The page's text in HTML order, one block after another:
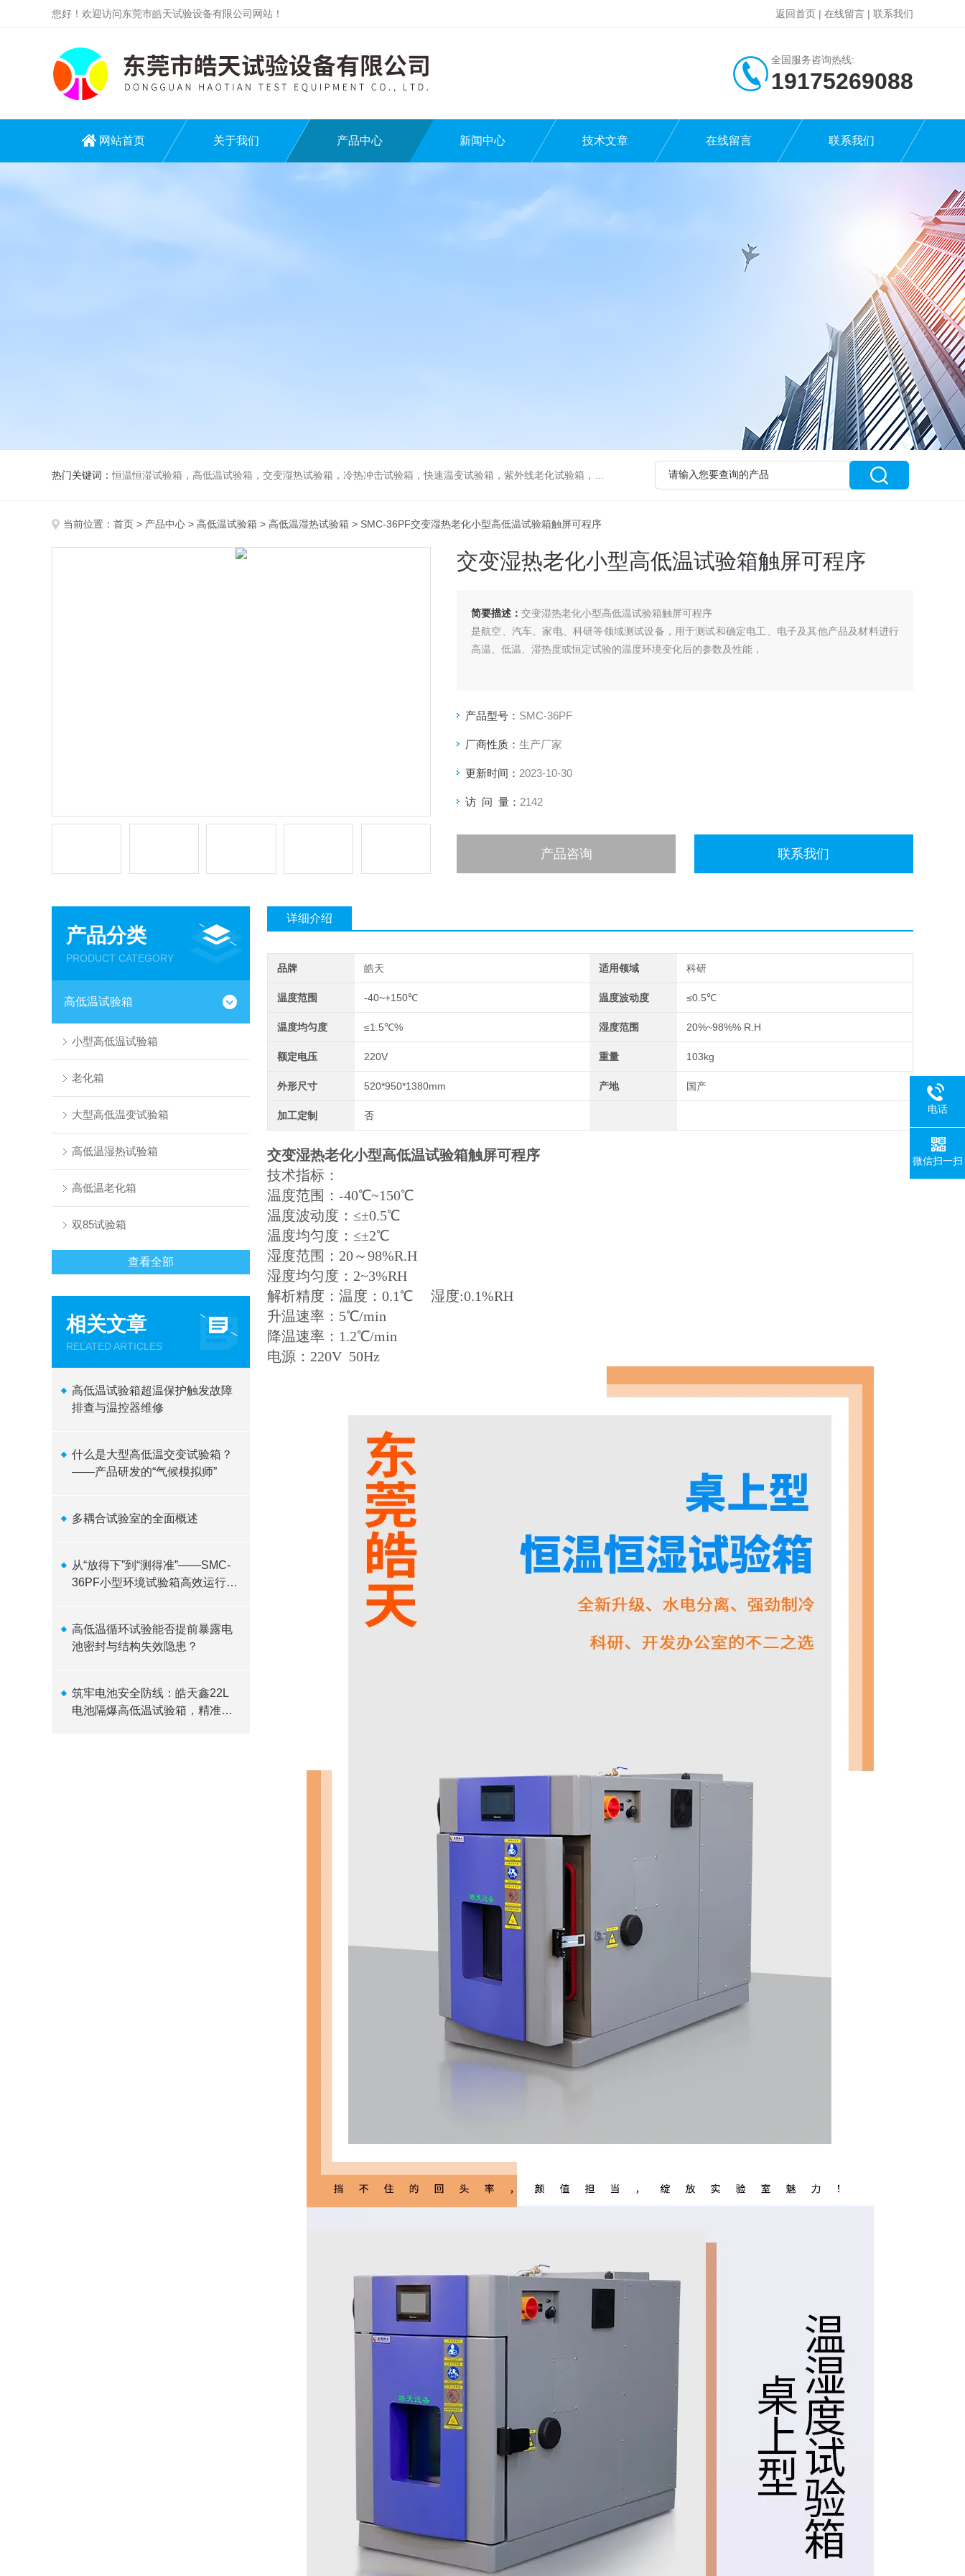
您好！欢迎访问东莞市皓天试验设备有限公司网站！ 返回首页 | 在线留言 | 联系我们
全国服务咨询热线:
19175269088
网站首页 关于我们 产品中心 新闻中心 技术文章 在线留言 联系我们
热门关键词：恒温恒湿试验箱，高低温试验箱，交变湿热试验箱，冷热冲击试验箱，快速温变试验箱，紫外线老化试验箱，步入式环境试验箱
当前位置： 首页 > 产品中心 > 高低温试验箱 > 高低温湿热试验箱 > SMC-36PF交变湿热老化小型高低温试验箱触屏可程序
交变湿热老化小型高低温试验箱触屏可程序
简要描述： 交变湿热老化小型高低温试验箱触屏可程序
是航空、汽车、家电、科研等领域测试设备，用于测试和确定电工、电子及其他产品及材料进行
高温、低温、湿热度或恒定试验的温度环境变化后的参数及性能，
产品型号： SMC-36PF
厂商性质： 生产厂家
更新时间： 2023-10-30
访 问 量： 2142
产品咨询 联系我们
产品分类
PRODUCT CATEGORY
高低温试验箱
小型高低温试验箱
老化箱
大型高低温变试验箱
高低温湿热试验箱
高低温老化箱
双85试验箱
查看全部
相关文章
RELATED ARTICLES
高低温试验箱超温保护触发故障
排查与温控器维修
什么是大型高低温交变试验箱？
——产品研发的“气候模拟师”
多耦合试验室的全面概述
从“放得下”到“测得准”——SMC-
36PF小型环境试验箱高效运行逻
高低温循环试验能否提前暴露电
池密封与结构失效隐患？
筑牢电池安全防线：皓天鑫22L
电池隔爆高低温试验箱，精准温
详细介绍
品牌 皓天 适用领域 科研
温度范围 -40~+150℃ 温度波动度 ≤0.5℃
温度均匀度 ≤1.5℃% 湿度范围 20%~98%% R.H
额定电压 220V 重量 103kg
外形尺寸 520*950*1380mm 产地 国产
加工定制 否
交变湿热老化小型高低温试验箱触屏可程序
技术指标：
温度范围：-40℃~150℃
温度波动度：≤±0.5℃
温度均匀度：≤±2℃
湿度范围：20～98%R.H
湿度均匀度：2~3%RH
解析精度：温度：0.1℃ 湿度:0.1%RH
升温速率：5℃/min
降温速率：1.2℃/min
电源：220V 50Hz
电话
微信扫一扫